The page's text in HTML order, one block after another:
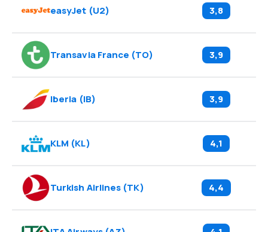
easyJet (U2) 3,8
Transavia France (TO) 3,9
Iberia (IB) 3,9
KLM (KL) 4,1
Turkish Airlines (TK) 4,4